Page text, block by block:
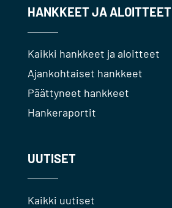
HANKKEET JA ALOITTEET
Kaikki hankkeet ja aloitteet
Ajankohtaiset hankkeet
Päättyneet hankkeet
Hankeraportit
UUTISET
Kaikki uutiset